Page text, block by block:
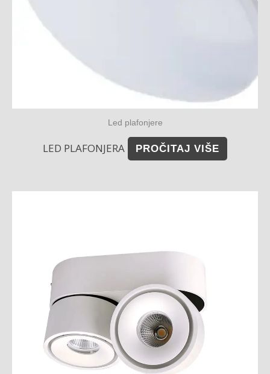
Led plafonjere
LED PLAFONJERA PROČITAJ VIŠE